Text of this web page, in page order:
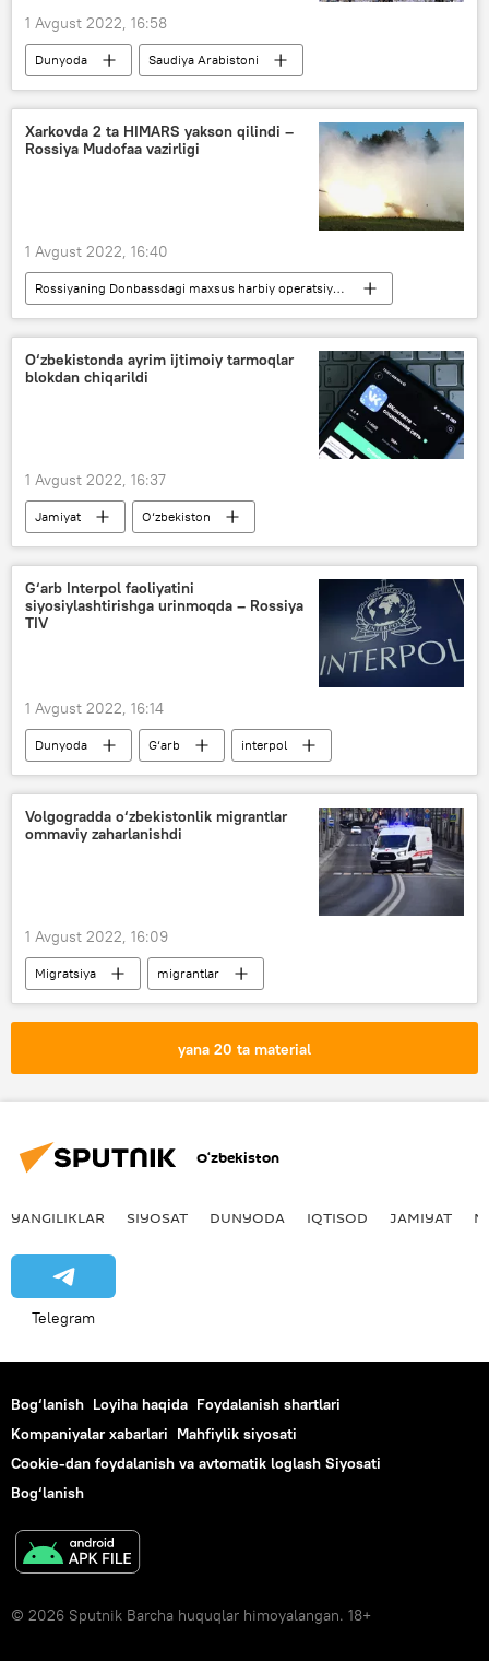
1 Avgust 2022, 16:58
Dunyoda
Saudiya Arabistoni
Ka’bapo‘sh – Kisva
Xarkovda 2 ta HIMARS yakson qilindi –
Rossiya Mudofaa vazirligi
1 Avgust 2022, 16:40
Rossiyaning Donbassdagi maxsus harbiy operatsiyasi
Ukraina
Rossiya
O‘zbekistonda ayrim ijtimoiy tarmoqlar
blokdan chiqarildi
1 Avgust 2022, 16:37
Jamiyat O‘zbekiston
G‘arb Interpol faoliyatini
siyosiylashtirishga urinmoqda – Rossiya
TIV
1 Avgust 2022, 16:14
Dunyoda G‘arb interpol
Volgogradda o‘zbekistonlik migrantlar
ommaviy zaharlanishdi
1 Avgust 2022, 16:09
Migratsiya
migrantlar
zaharlanish
Rossiya
yana 20 ta material
O‘zbekiston
YANGILIKLAR SIYOSAT DUNYODA IQTISOD JAMIYAT
Telegram
Bog‘lanish Loyiha haqida Foydalanish shartlari
Kompaniyalar xabarlari Mahfiylik siyosati
Cookie-dan foydalanish va avtomatik loglash Siyosati
Bog‘lanish
© 2026 Sputnik Barcha huquqlar himoyalangan. 18+